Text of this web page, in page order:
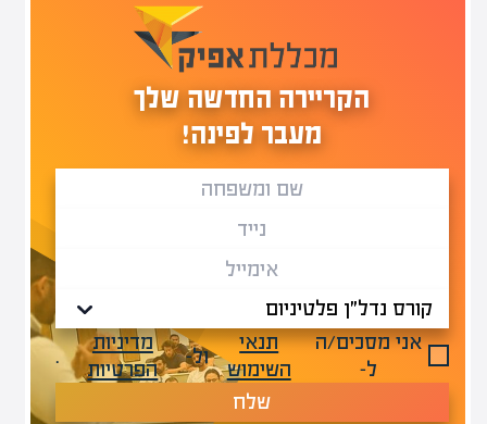
הקריירה החדשה שלך
מעבר לפינה!
אני מסכים/ה
ל-
תנאי
השימוש
ול-
מדיניות
הפרטיות
.
שלח